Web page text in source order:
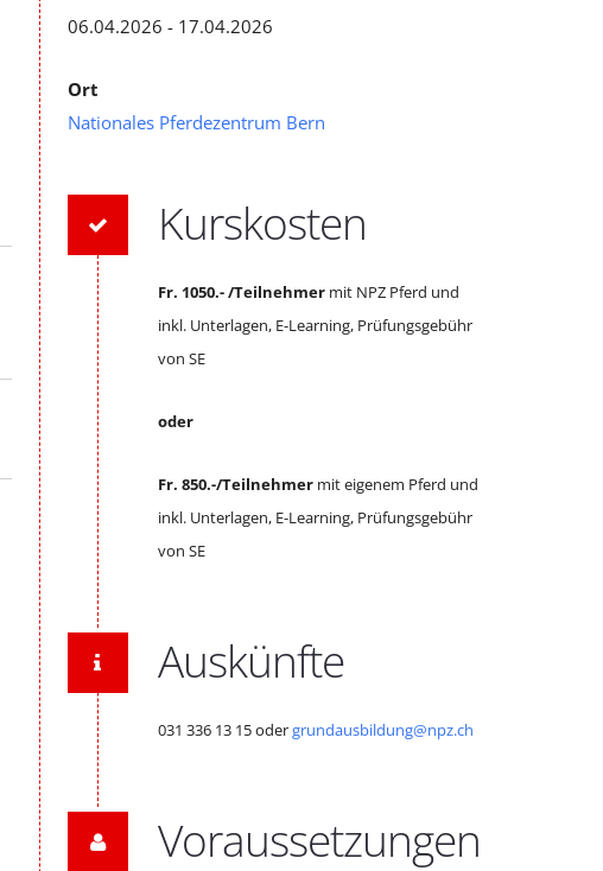
06.04.2026 - 17.04.2026
Ort
Nationales Pferdezentrum Bern
Kurskosten
Fr. 1050.- /Teilnehmermit NPZ Pferd und
inkl. Unterlagen, E-Learning, Prüfungsgebühr
von SE
oder
Fr. 850.-/Teilnehmermit eigenem Pferd und
inkl. Unterlagen, E-Learning, Prüfungsgebühr
von SE
Auskünfte
031 336 13 15 odergrundausbildung@npz.ch
Voraussetzungen